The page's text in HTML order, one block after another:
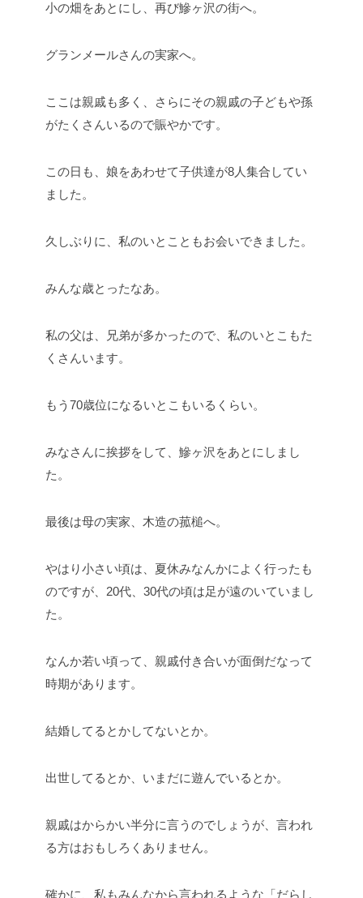
小の畑をあとにし、再び鰺ヶ沢の街へ。
グランメールさんの実家へ。
ここは親戚も多く、さらにその親戚の子どもや孫
がたくさんいるので賑やかです。
この日も、娘をあわせて子供達が8人集合してい
ました。
久しぶりに、私のいとこともお会いできました。
みんな歳とったなあ。
私の父は、兄弟が多かったので、私のいとこもた
くさんいます。
もう70歳位になるいとこもいるくらい。
みなさんに挨拶をして、鰺ヶ沢をあとにしまし
た。
最後は母の実家、木造の菰槌へ。
やはり小さい頃は、夏休みなんかによく行ったも
のですが、20代、30代の頃は足が遠のいていまし
た。
なんか若い頃って、親戚付き合いが面倒だなって
時期があります。
結婚してるとかしてないとか。
出世してるとか、いまだに遊んでいるとか。
親戚はからかい半分に言うのでしょうが、言われ
る方はおもしろくありません。
確かに、私もみんなから言われるような「だらし